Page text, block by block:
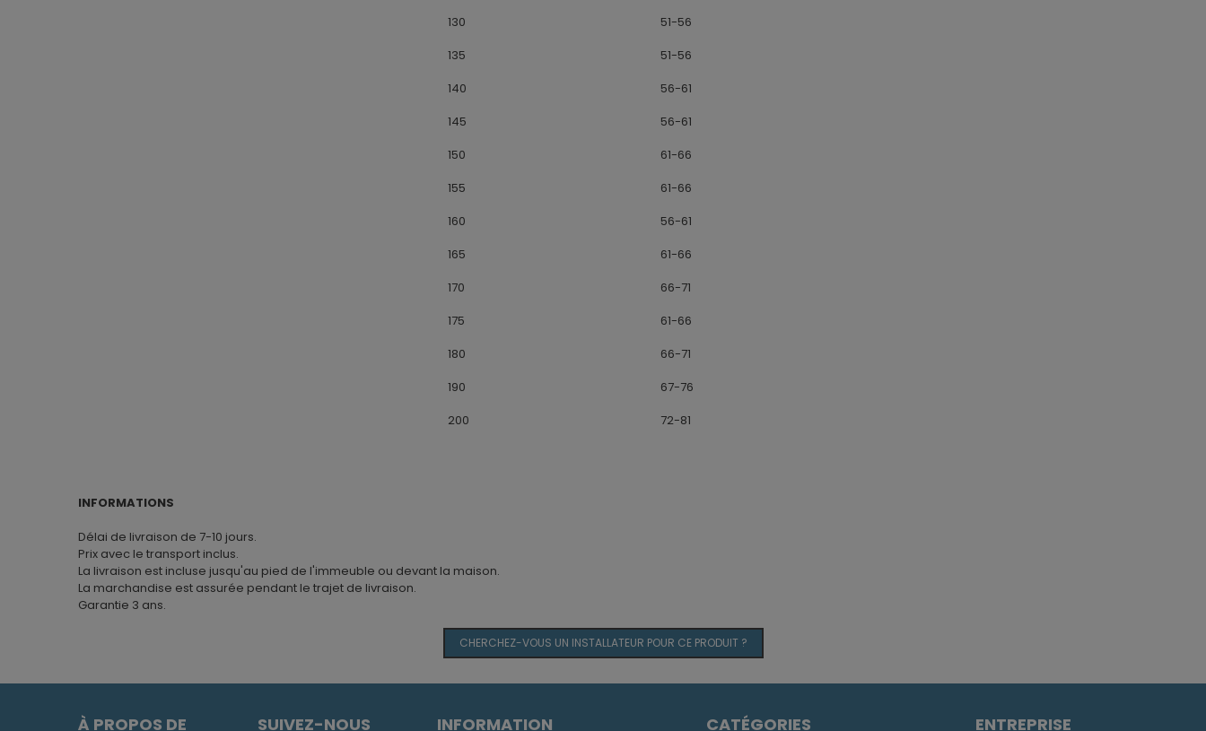
130
51-56
135
51-56
140
56-61
145
56-61
150
61-66
155
61-66
160
56-61
165
61-66
170
66-71
175
61-66
180
66-71
190
67-76
200
72-81
INFORMATIONS
Délai de livraison de 7-10 jours.
Prix avec le transport inclus.
La livraison est incluse jusqu'au pied de l'immeuble ou devant la maison.
La marchandise est assurée pendant le trajet de livraison.
Garantie 3 ans.
CHERCHEZ-VOUS UN INSTALLATEUR POUR CE PRODUIT ?
À PROPOS DE SUIVEZ-NOUS INFORMATION CATÉGORIES ENTREPRISE